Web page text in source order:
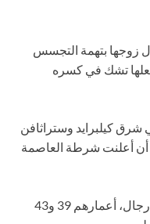
زوجها بتهمة التجسس
تشك في كسره
شرق كيلبرايد وستراثافن
أن أعلنت شرطة العاصمة
لم تسمِّ القوة المشتبه بهم – جميعهم رجال، أعمارهم 39 و43